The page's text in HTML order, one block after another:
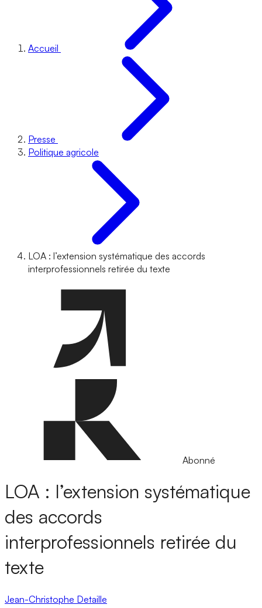
Accueil
Presse
Politique agricole
LOA : l’extension systématique des accords
interprofessionnels retirée du texte
Abonné
LOA : l’extension systématique
des accords
interprofessionnels retirée du
texte
Jean-Christophe Detaille